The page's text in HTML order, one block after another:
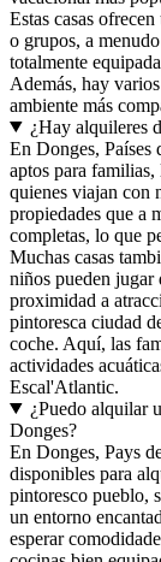
Estas casas
o grupos, a
totalmente
Además, hay
ambiente más
¿Hay alquileres
En Donges, Países
aptos para
quienes viajan con
propiedades que a
completas, lo que
Muchas casas
niños pueden jugar
proximidad a
pintoresca ciudad
coche. Aquí, las
actividades
Escal'Atlantic.
¿Puedo alquilar
Donges?
En Donges, Pays
disponibles para
pintoresco pueblo,
un entorno
esperar